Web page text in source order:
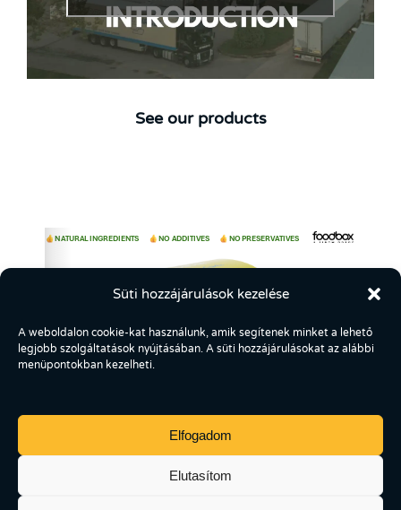
Süti hozzájárulások kezelése
A weboldalon cookie-kat használunk, amik segítenek minket a lehető
legjobb szolgáltatások nyújtásában. A süti hozzájárulásokat az alábbi
menüpontokban kezelheti.
Elfogadom
Elutasítom
See our products